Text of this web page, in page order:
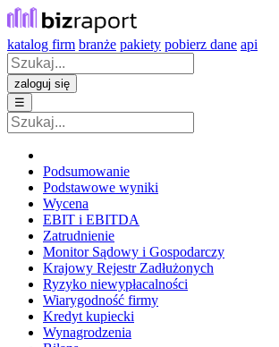
katalog firm branże pakiety pobierz dane api
zaloguj się
☰
Podsumowanie
Podstawowe wyniki
Wycena
EBIT i EBITDA
Zatrudnienie
Monitor Sądowy i Gospodarczy
Krajowy Rejestr Zadłużonych
Ryzyko niewypłacalności
Wiarygodność firmy
Kredyt kupiecki
Wynagrodzenia